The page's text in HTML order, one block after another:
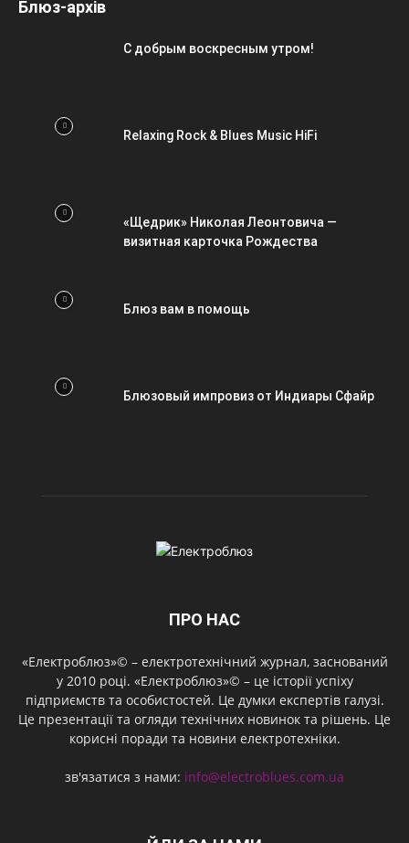
Блюз-архів
С добрым воскресным утром!
Relaxing Rock & Blues Music HiFi
«Щедрик» Николая Леонтовича —
визитная карточка Рождества
Блюз вам в помощь
Блюзовый импровиз от Индиары Сфайр
ПРО НАС
«Електроблюз»© – електротехнічний журнал, заснований
у 2010 році. «Електроблюз»© – це історії успіху
підприємств та особистостей. Це думки експертів галузі.
Це презентації та огляди технічних новинок та рішень. Це
корисні поради та новини електротехніки.
зв'язатися з нами: info@electroblues.com.ua